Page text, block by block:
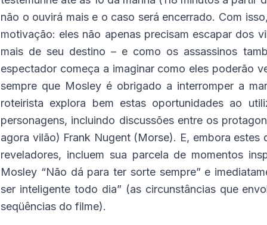
não o ouvirá mais e o caso será encerrado. Com
motivação: eles não apenas precisam escapar dos
mais de seu destino – e como os assassinos
espectador começa a imaginar como eles poderão
sempre que Mosley é obrigado a interromper a
roteirista explora bem estas oportunidades ao
personagens, incluindo discussões entre os
agora vilão) Frank Nugent (Morse). E, embora
reveladores, incluem sua parcela de momentos
Mosley “Não dá para ter sorte sempre” e
ser inteligente todo dia” (as circunstâncias que
seqüências do filme).